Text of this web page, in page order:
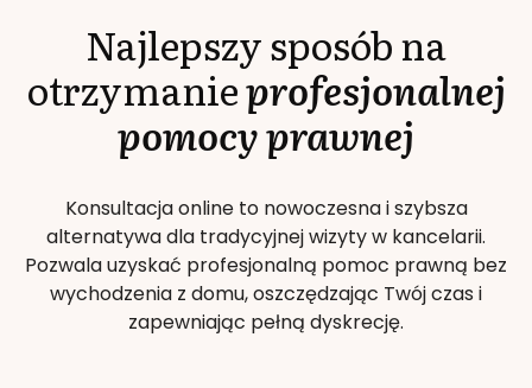
Najlepszy sposób na
otrzymanieprofesjonalnej
pomocy prawnej
Konsultacja online to nowoczesna i szybsza
alternatywa dla tradycyjnej wizyty w kancelarii.
Pozwala uzyskać profesjonalną pomoc prawną bez
wychodzenia z domu, oszczędzając Twój czas i
zapewniając pełną dyskrecję.